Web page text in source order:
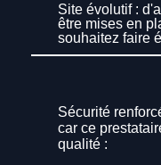
Site évolutif :
être mises en
souhaitez faire
Sécurité
car ce
qualité :